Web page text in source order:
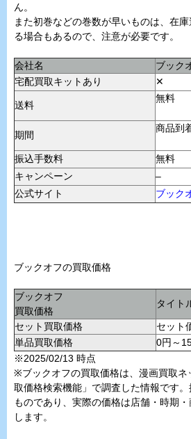
ん。
また初巻などの巻数が早いものは、在
る場合もあるので、注意が必要です。
会社名
ブック
宅配買取キットあり
✕
送料
無料
期間
商品到
振込手数料
無料
キャンペーン
–
公式サイト
ブック
ブックオフの買取価格
ブックオフ
買取価格
タイト
セット買取価格
セット
単品買取価格
0円～
※2025/02/13 時点
※ブックオフの買取価格は、漫画買取ネ
取価格検索機能」で調査した情報です
ものであり、実際の価格は店舗・時期
します。